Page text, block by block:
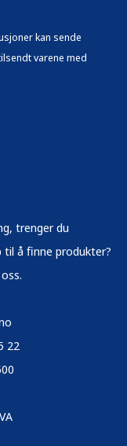
kan sende
varene med
trenger du
å finne produkter?
22